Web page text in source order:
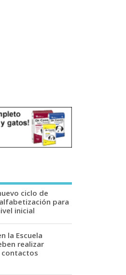
ciclo de
para
inicial
la Escuela
realizar
contactos